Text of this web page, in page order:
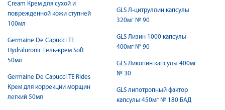
Cream Крем для сухой и
поврежденной кожи ступней
100мл
Germaine De Capucci TE
Hydraluronic Гель-крем Soft
50мл
Germaine De Capucci TE Rides
Крем для коррекции морщин
легкий 50мл
GLS Л-цитруллин капсулы
320мг № 90
GLS Лизин 1000 капсулы
400мг № 90
GLS Ликопин капсулы 400мг
№ 30
GLS липотропный фактор
капсулы 450мг № 180 БАД